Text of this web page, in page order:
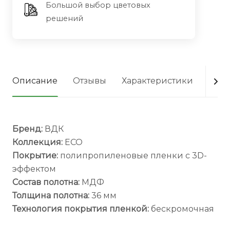
Большой выбор цветовых
решений
Описание Отзывы Характеристики
Бренд: ВДК
Коллекция: ECO
Покрытие: полипропиленовые пленки с 3D-
эффектом
Состав полотна: МДФ
Толщина полотна: 36 мм
Технология покрытия пленкой: бескромочная